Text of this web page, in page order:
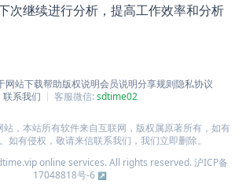
次继续进行分析，提高工作效率和分析
网站下载帮助版权说明会员说明分享规则隐私协议
联系我们
客服微信:sdtime02
，本站所有软件来自互联网，版权属原著所有，如有
如有侵权，敬请来信联系我们，我们立即删除。
online services. All rights reserved.沪ICP备
17048818号-6